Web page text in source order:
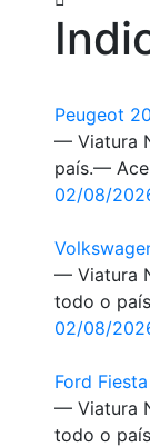
Peugeot
— Viatura
país.—
02/08/
— Viatura
todo o
02/08/
Ford
— Viatura
todo o